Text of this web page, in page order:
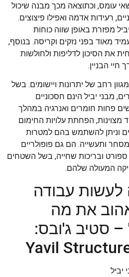
עומס, וכתוצאה מכך מבנה שיכול
רעידות אדמה ואפילו פיצוצים.
מפזרת באופן שווה כוחות
מאוד בפני נזקים וקריסה. בנוסף,
את הסיכון לדליפות ולחולשות
הבניין.
רחב של יתרונות ויישומים. בשל
מבני יביל הינם חסכוניים
פחות חומרים ואנרגיה במהלך
מצוינות, הפחתת עלויות החימום
וניתן להשתמש בהם למטרות
ותעשייה. הם גם פופולריים
ספורט ובריכות שחייה, בשל השטחים
המעולה שלהם.
לעשות עבודה
את מה
סטיב ג'ובס:
יביל